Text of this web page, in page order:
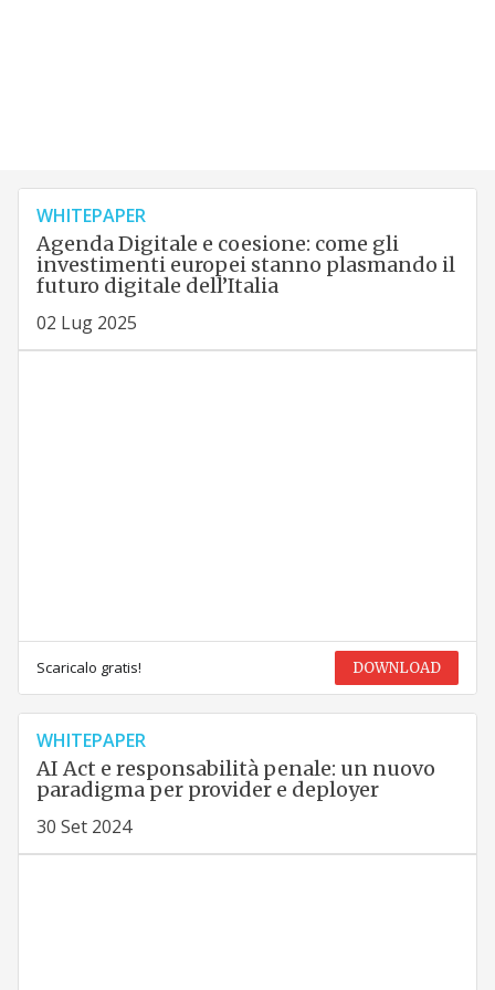
WHITEPAPER
Agenda Digitale e coesione: come gli
investimenti europei stanno plasmando il
futuro digitale dell’Italia
02 Lug 2025
Scaricalo gratis! DOWNLOAD
WHITEPAPER
AI Act e responsabilità penale: un nuovo
paradigma per provider e deployer
30 Set 2024